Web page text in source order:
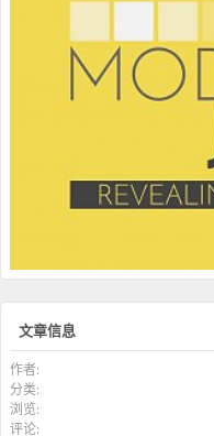
文章信息
作者:
分类:
浏览:
评论: